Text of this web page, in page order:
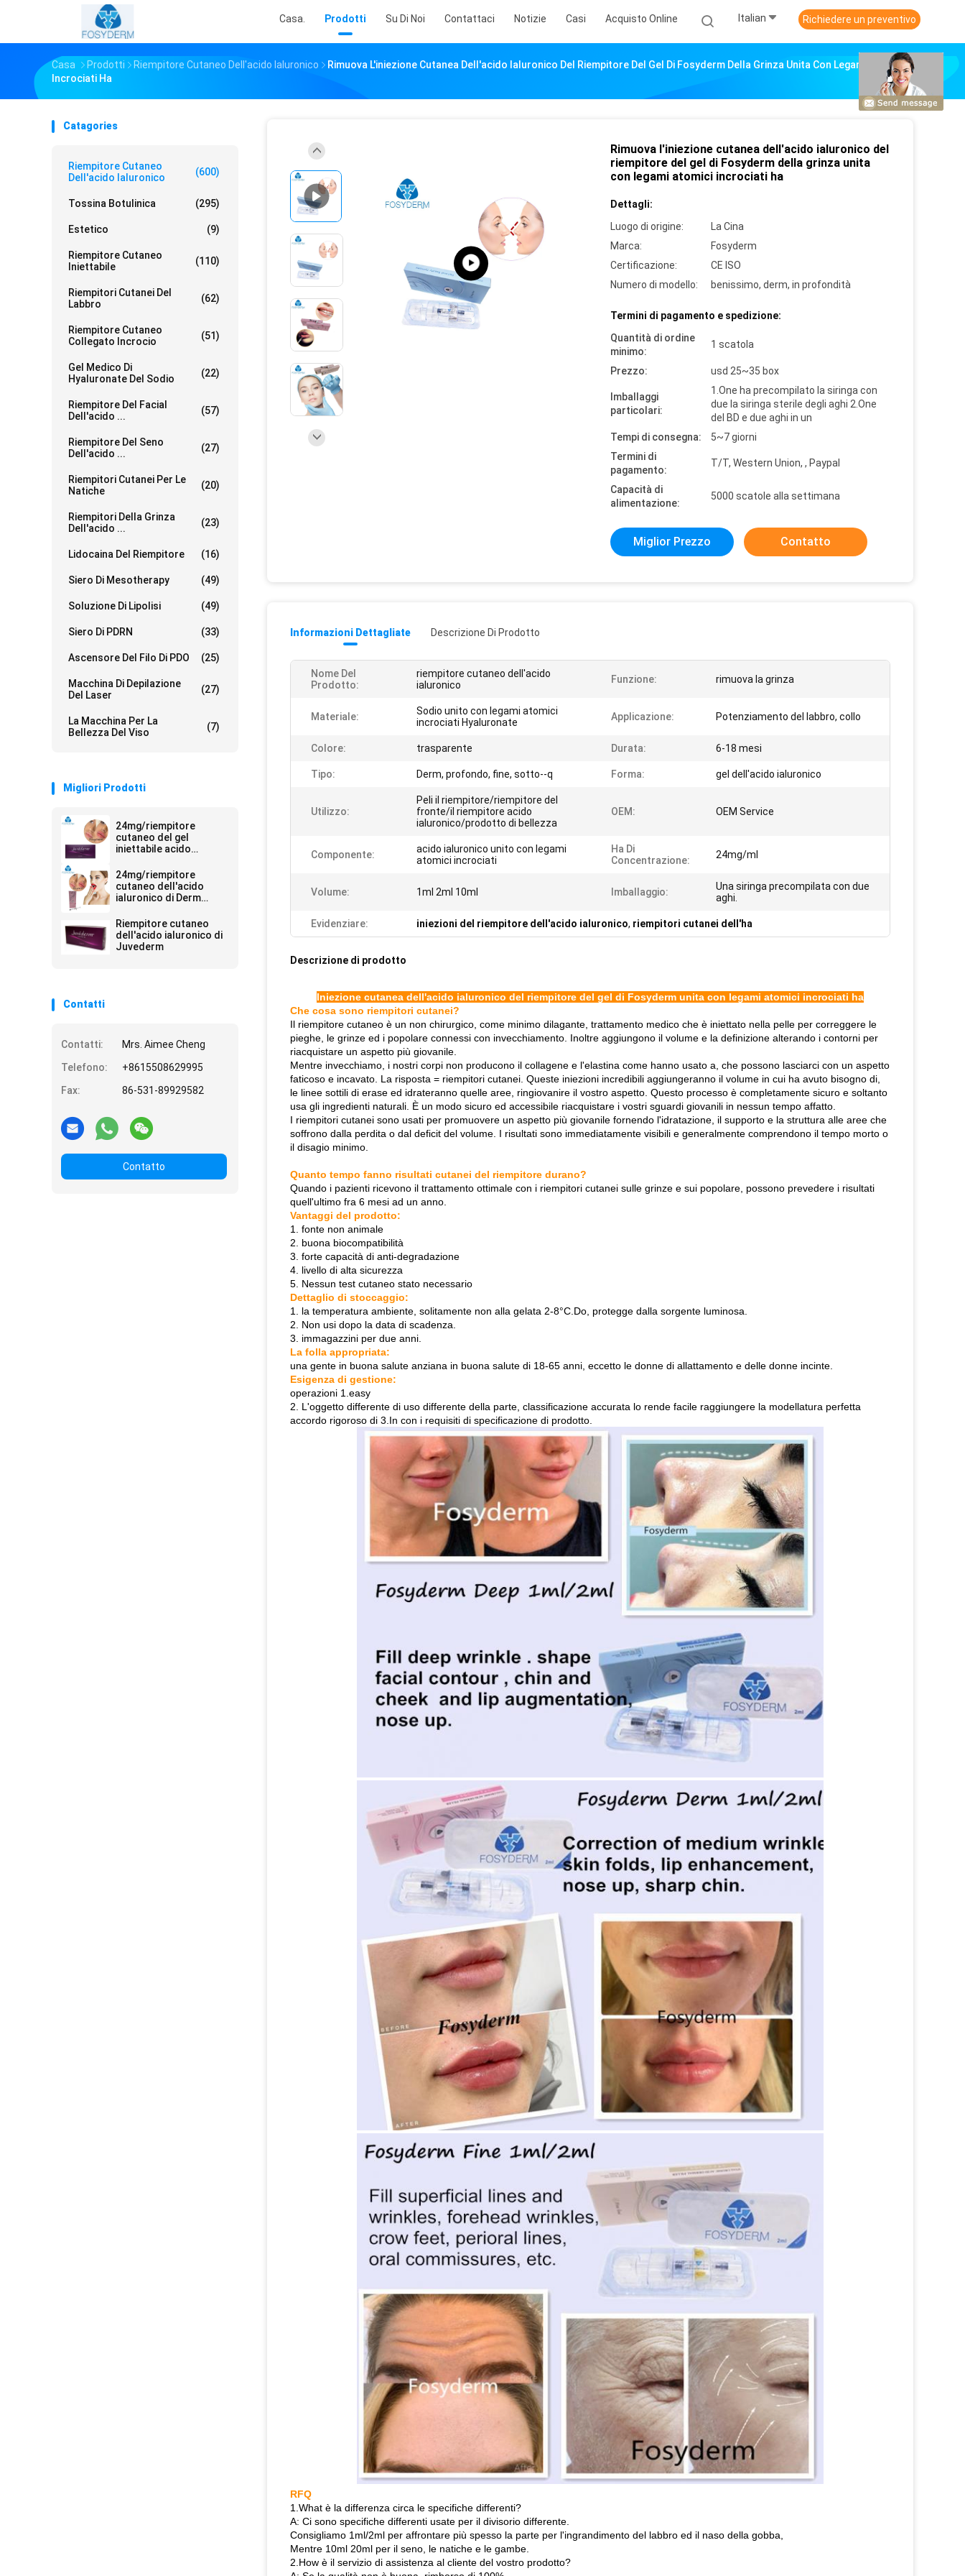
Casa. Prodotti Su Di Noi Contattaci Notizie Casi Acquisto Online Italian Richiedere un preventivo
Casa Prodotti Riempitore Cutaneo Dell'acido Ialuronico
Rimuova L'iniezione Cutanea Dell'acido Ialuronico Del Riempitore Del Gel Di Fosyderm Della Grinza Unita Con Legami Atomici
Incrociati Ha
Catagories
Riempitore Cutaneo
Dell'acido Ialuronico
(600)
Tossina Botulinica (295)
Estetico (9)
Riempitore Cutaneo
Iniettabile
(110)
Riempitori Cutanei Del
Labbro
(62)
Riempitore Cutaneo
Collegato Incrocio
(51)
Gel Medico Di
Hyaluronate Del Sodio
(22)
Riempitore Del Facial
Dell'acido ...
(57)
Riempitore Del Seno
Dell'acido ...
(27)
Riempitori Cutanei Per Le
Natiche
(20)
Riempitori Della Grinza
Dell'acido ...
(23)
Lidocaina Del Riempitore (16)
Siero Di Mesotherapy (49)
Soluzione Di Lipolisi (49)
Siero Di PDRN (33)
Ascensore Del Filo Di PDO (25)
Macchina Di Depilazione
Del Laser
(27)
La Macchina Per La
Bellezza Del Viso
(7)
Migliori Prodotti
24mg/riempitore
cutaneo del gel
iniettabile acido
per le labbra 2*1ml
24mg/riempitore
cutaneo dell'acido
ialuronico di Derm
Riempitore cutaneo
dell'acido ialuronico di
Juvederm
Contatti
Contatti:
Mrs. Aimee Cheng
Telefono:
+8615508629995
Fax:
86-531-89929582
Contatto
Rimuova l'iniezione cutanea dell'acido ialuronico del
riempitore del gel di Fosyderm della grinza unita
con legami atomici incrociati ha
Dettagli:
Luogo di origine:
La Cina
Marca:
Fosyderm
Certificazione:
CE ISO
Numero di modello:
benissimo, derm, in profondità
Termini di pagamento e spedizione:
Quantità di ordine
minimo:
1 scatola
Prezzo: usd 25~35 box
Imballaggi
particolari:
1.One ha precompilato la siringa con
due la siringa sterile degli aghi 2.One
del BD e due aghi in un
Tempi di consegna:
5~7 giorni
Termini di
pagamento:
T/T, Western Union, , Paypal
Capacità di
alimentazione:
5000 scatole alla settimana
Miglior Prezzo Contatto
Informazioni Dettagliate Descrizione Di Prodotto
Nome Del
Prodotto:
riempitore cutaneo dell'acido
ialuronico
Funzione: rimuova la grinza
Materiale:
Sodio unito con legami atomici
incrociati Hyaluronate
Applicazione: Potenziamento del labbro, collo
Colore: trasparente Durata: 6-18 mesi
Tipo: Derm, profondo, fine, sotto--q Forma: gel dell'acido ialuronico
Utilizzo:
Peli il riempitore/riempitore del
fronte/il riempitore acido
ialuronico/prodotto di bellezza
OEM: OEM Service
Componente:
acido ialuronico unito con legami
atomici incrociati
Ha Di
Concentrazione:
24mg/ml
Volume: 1ml 2ml 10ml Imballaggio:
Una siringa precompilata con due
aghi.
Evidenziare: iniezioni del riempitore dell'acido ialuronico, riempitori cutanei dell'ha
Descrizione di prodotto
Iniezione cutanea dell'acido ialuronico del riempitore del gel di Fosyderm unita con legami atomici incrociati ha
Che cosa sono riempitori cutanei?
Il riempitore cutaneo è un non chirurgico, come minimo dilagante, trattamento medico che è iniettato nella pelle per correggere le
pieghe, le grinze ed i popolare connessi con invecchiamento. Inoltre aggiungono il volume e la definizione alterando i contorni per
riacquistare un aspetto più giovanile.
Mentre invecchiamo, i nostri corpi non producono il collagene e l'elastina come hanno usato a, che possono lasciarci con un aspetto
faticoso e incavato. La risposta = riempitori cutanei. Queste iniezioni incredibili aggiungeranno il volume in cui ha avuto bisogno di,
le linee sottili di erase ed idrateranno quelle aree, ringiovanire il vostro aspetto. Questo processo è completamente sicuro e soltanto
usa gli ingredienti naturali. È un modo sicuro ed accessibile riacquistare i vostri sguardi giovanili in nessun tempo affatto.
I riempitori cutanei sono usati per promuovere un aspetto più giovanile fornendo l'idratazione, il supporto e la struttura alle aree che
soffrono dalla perdita o dal deficit del volume. I risultati sono immediatamente visibili e generalmente comprendono il tempo morto o
il disagio minimo.
Quanto tempo fanno risultati cutanei del riempitore durano?
Quando i pazienti ricevono il trattamento ottimale con i riempitori cutanei sulle grinze e sui popolare, possono prevedere i risultati
quell'ultimo fra 6 mesi ad un anno.
Vantaggi del prodotto:
1. fonte non animale
2. buona biocompatibilità
3. forte capacità di anti-degradazione
4. livello di alta sicurezza
5. Nessun test cutaneo stato necessario
Dettaglio di stoccaggio:
1. la temperatura ambiente, solitamente non alla gelata 2-8°C.Do, protegge dalla sorgente luminosa.
2. Non usi dopo la data di scadenza.
3. immagazzini per due anni.
La folla appropriata:
una gente in buona salute anziana in buona salute di 18-65 anni, eccetto le donne di allattamento e delle donne incinte.
Esigenza di gestione:
operazioni 1.easy
2. L'oggetto differente di uso differente della parte, classificazione accurata lo rende facile raggiungere la modellatura perfetta
accordo rigoroso di 3.In con i requisiti di specificazione di prodotto.
RFQ
1.What è la differenza circa le specifiche differenti?
A: Ci sono specifiche differenti usate per il divisorio differente.
Consigliamo 1ml/2ml per affrontare più spesso la parte per l'ingrandimento del labbro ed il naso della gobba,
Mentre 10ml 20ml per il seno, le natiche e le gambe.
2.How è il servizio di assistenza al cliente del vostro prodotto?